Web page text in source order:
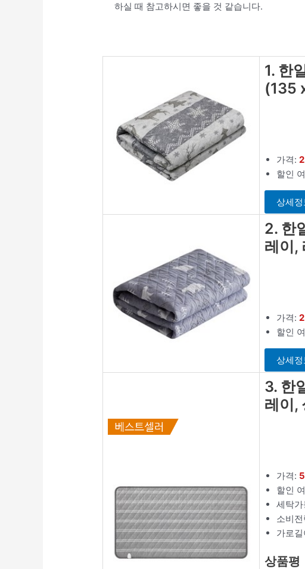
하실 때 참고하시면 좋을 것 같습니다.
1. 한
(135
가격:
할인
상세정
2. 한
레이,
가격:
할인
상세정
3. 한
레이,
가격:
할인
세탁
소비
가로
상품평